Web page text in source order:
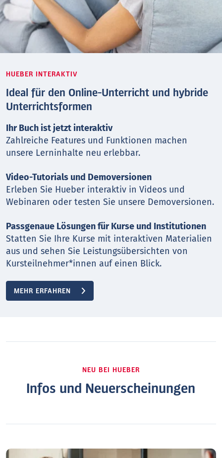
HUEBER INTERAKTIV
Ideal für den Online-Unterricht und hybride
Unterrichtsformen
Ihr Buch ist jetzt interaktiv
Zahlreiche Features und Funktionen machen
unsere Lerninhalte neu erlebbar.
Video-Tutorials und Demoversionen
Erleben Sie Hueber interaktiv in Videos und
Webinaren oder testen Sie unsere Demoversionen.
Passgenaue Lösungen für Kurse und Institutionen
Statten Sie Ihre Kurse mit interaktiven Materialien
aus und sehen Sie Leistungsübersichten von
Kursteilnehmer*innen auf einen Blick.
MEHR ERFAHREN
NEU BEI HUEBER
Infos und Neuerscheinungen